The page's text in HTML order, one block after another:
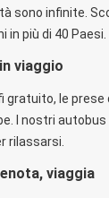
sono infinite.
in più di 40 Paesi.
viaggio
gratuito, le
I nostri
rilassarsi.
viaggia